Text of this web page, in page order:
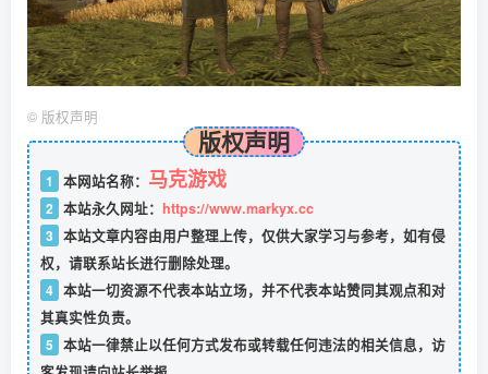
© 版权声明
版权声明
1 本网站名称： 马克游戏
2 本站永久网址： https://www.markyx.cc
3 本站文章内容由用户整理上传，仅供大家学习与参考，如有侵
权，请联系站长进行删除处理。
4 本站一切资源不代表本站立场，并不代表本站赞同其观点和对
其真实性负责。
5 本站一律禁止以任何方式发布或转载任何违法的相关信息，访